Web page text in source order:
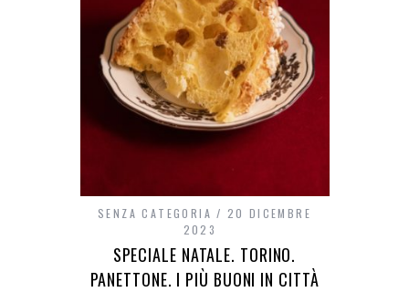
SENZA CATEGORIA
20 DICEMBRE
2023
SPECIALE NATALE. TORINO.
PANETTONE. I PIÙ BUONI IN CITTÀ